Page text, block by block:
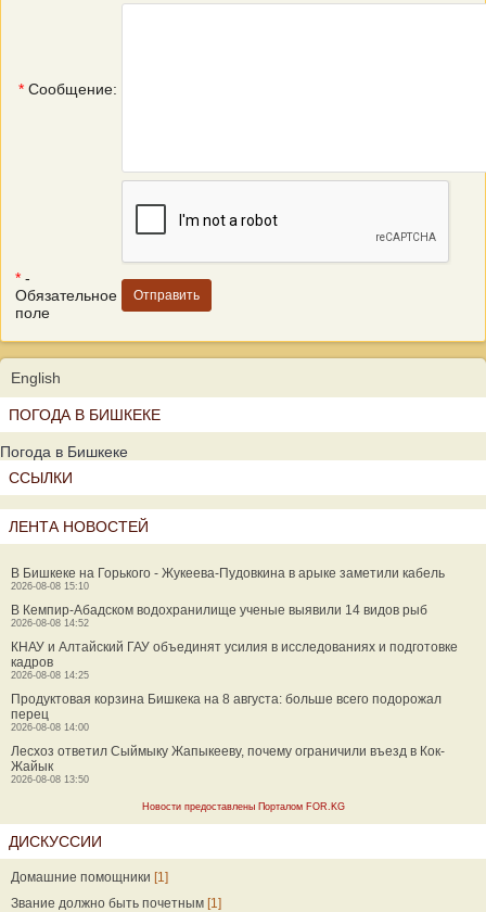
* Сообщение:
* -
Обязательное
поле
English
ПОГОДА В БИШКЕКЕ
Погода в Бишкеке
ССЫЛКИ
ЛЕНТА НОВОСТЕЙ
В Бишкеке на Горького - Жукеева-Пудовкина в арыке заметили кабель
2026-08-08 15:10
В Кемпир-Абадском водохранилище ученые выявили 14 видов рыб
2026-08-08 14:52
КНАУ и Алтайский ГАУ объединят усилия в исследованиях и подготовке
кадров
2026-08-08 14:25
Продуктовая корзина Бишкека на 8 августа: больше всего подорожал
перец
2026-08-08 14:00
Лесхоз ответил Сыймыку Жапыкееву, почему ограничили въезд в Кок-
Жайык
2026-08-08 13:50
Новости предоставлены Порталом FOR.KG
ДИСКУССИИ
Домашние помощники [1]
Звание должно быть почетным [1]